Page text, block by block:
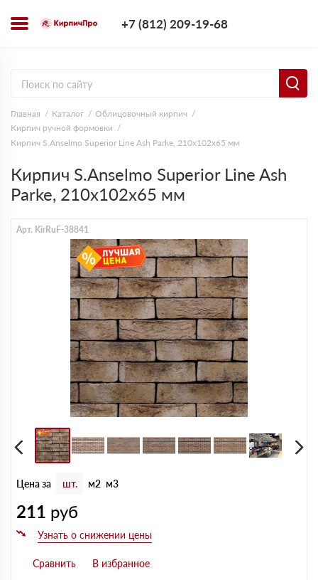
+7 (812) 209-19-68
Главная Каталог
Облицовочный кирпич
Кирпич ручной формовки
Кирпич S.Anselmo Superior Line Ash Parke, 210х102х65 мм
Кирпич S.Anselmo Superior Line Ash
Parke, 210х102х65 мм
Арт. KirRuF-38841
Цена за шт. м2 м3
211 руб